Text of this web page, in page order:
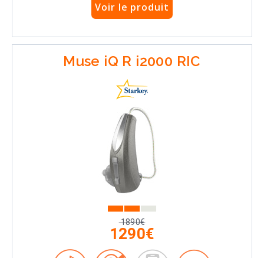
Voir le produit
Muse iQ R i2000 RIC
1890€
1290€